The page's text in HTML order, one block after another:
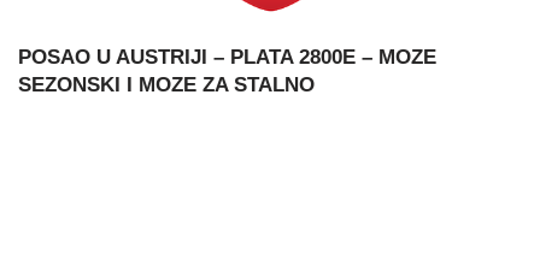
POSAO U AUSTRIJI – PLATA 2800E – MOZE
SEZONSKI I MOZE ZA STALNO